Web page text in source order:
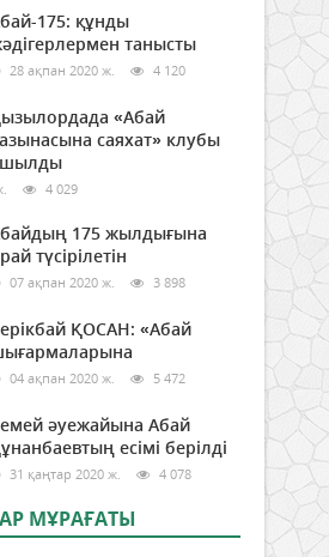
175: құнды
танысты
28 ақпан 2020 ж. 4 120
«Абай
саяхат» клубы
4 029
175 жылдығына
түсірілетін
07 ақпан 2020 ж. 3 898
ҚОСАН: «Абай
04 ақпан 2020 ж. 5 472
әуежайына Абай
есімі берілді
31 қаңтар 2020 ж. 4 078
МҰРАҒАТЫ